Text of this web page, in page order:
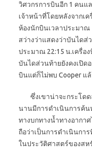
วิศวกรการบินอีก 1 คนแ
เจ้าหน้าที่โดยหลังจากเ
ห้องนักบินเวลาประมาณ
สว่างว่าแสดงว่าบันไดส่
ประมาณ 22:15 น.เครื่อ
บันไดส่วนท้ายยังคงเปิด
บินแต่ก็ไม่พบ Cooper แ
ซึ่งเขาน่าจะกระโดด
นานมีการดำเนินการค้น
ทางบกทางน้ำทางอากา
ถือว่าเป็นการดำเนินกา
ในประวัติศาสตร์ของสห